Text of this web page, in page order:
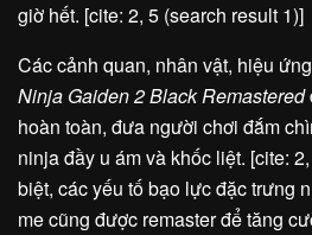
giờ hết. [cite: 2, 5 (search result 1)]
Các cảnh quan, nhân vật, hiệu
Ninja Gaiden 2 Black Remastered
hoàn toàn, đưa người chơi đắm
ninja đầy u ám và khốc liệt. [cite:
biệt, các yếu tố bạo lực đặc trưng
me cũng được remaster để tăng